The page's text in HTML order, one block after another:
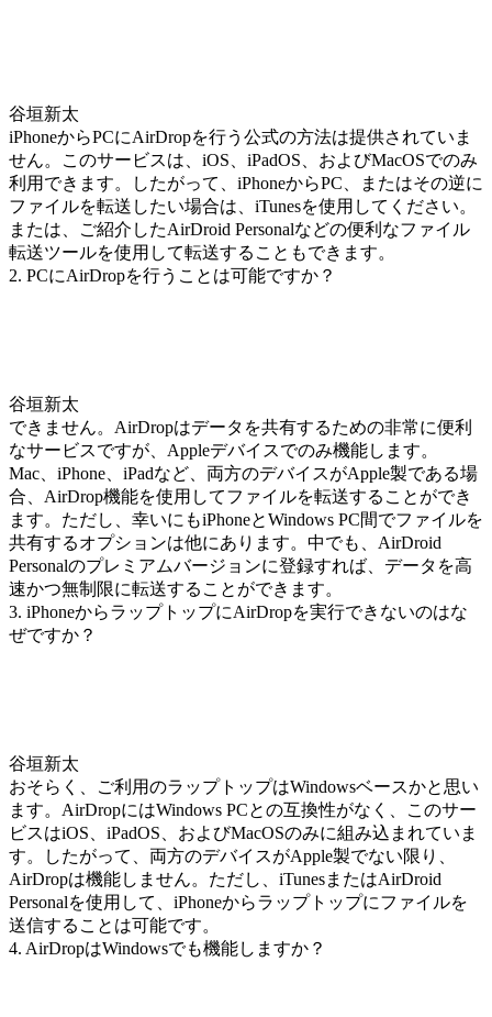
谷垣新太
iPhoneからPCにAirDropを行う公式の方法は提供されていま
せん。このサービスは、iOS、iPadOS、およびMacOSでのみ
利用できます。したがって、iPhoneからPC、またはその逆に
ファイルを転送したい場合は、iTunesを使用してください。
または、ご紹介したAirDroid Personalなどの便利なファイル
転送ツールを使用して転送することもできます。
2. PCにAirDropを行うことは可能ですか？
谷垣新太
できません。AirDropはデータを共有するための非常に便利
なサービスですが、Appleデバイスでのみ機能します。
Mac、iPhone、iPadなど、両方のデバイスがApple製である場
合、AirDrop機能を使用してファイルを転送することができ
ます。ただし、幸いにもiPhoneとWindows PC間でファイルを
共有するオプションは他にあります。中でも、AirDroid
Personalのプレミアムバージョンに登録すれば、データを高
速かつ無制限に転送することができます。
3. iPhoneからラップトップにAirDropを実行できないのはな
ぜですか？
谷垣新太
おそらく、ご利用のラップトップはWindowsベースかと思い
ます。AirDropにはWindows PCとの互換性がなく、このサー
ビスはiOS、iPadOS、およびMacOSのみに組み込まれていま
す。したがって、両方のデバイスがApple製でない限り、
AirDropは機能しません。ただし、iTunesまたはAirDroid
Personalを使用して、iPhoneからラップトップにファイルを
送信することは可能です。
4. AirDropはWindowsでも機能しますか？